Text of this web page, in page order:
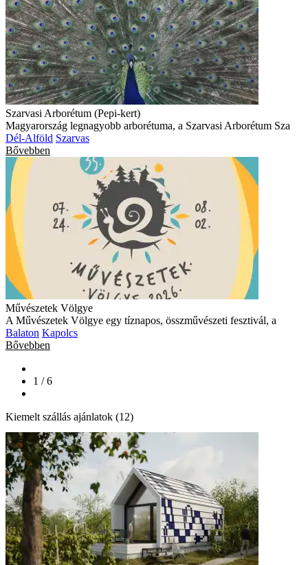
Szarvasi Arborétum (Pepi-kert)
Magyarország legnagyobb arborétuma, a Szarvasi Arborétum Sza
Dél-Alföld Szarvas
Bővebben
Művészetek Völgye
A Művészetek Völgye egy tíznapos, összművészeti fesztivál, a
Balaton Kapolcs
Bővebben
1 / 6
Kiemelt szállás ajánlatok (12)